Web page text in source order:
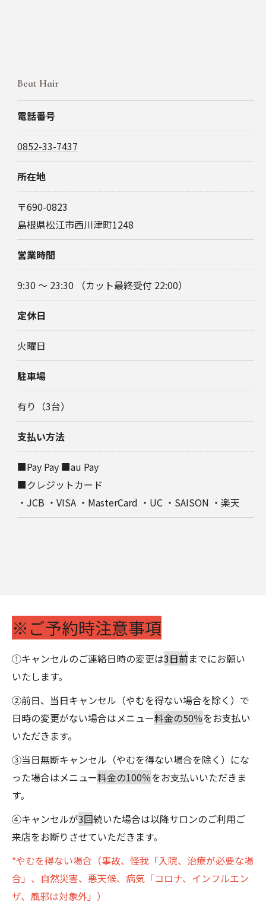
Beat Hair
電話番号
0852-33-7437
所在地
〒690-0823
島根県松江市西川津町1248
営業時間
9:30 〜 23:30 （カット最終受付 22:00）
定休日
火曜日
駐車場
有り（3台）
支払い方法
■Pay Pay ■au Pay
■クレジットカード
・JCB ・VISA ・MasterCard ・UC ・SAISON ・楽天
※ご予約時注意事項
①キャンセルのご連絡日時の変更は3日前までにお願い
いたします。
②前日、当日キャンセル（やむを得ない場合を除く）で
日時の変更がない場合はメニュー料金の50％をお支払い
いただきます。
③当日無断キャンセル（やむを得ない場合を除く）にな
った場合はメニュー料金の100％をお支払いいただきま
す。
④キャンセルが3回続いた場合は以降サロンのご利用ご
来店をお断りさせていただきます。
*やむを得ない場合（事故、怪我「入院、治療が必要な場
合」、自然災害、悪天候、病気「コロナ、インフルエン
ザ、風邪は対象外」）